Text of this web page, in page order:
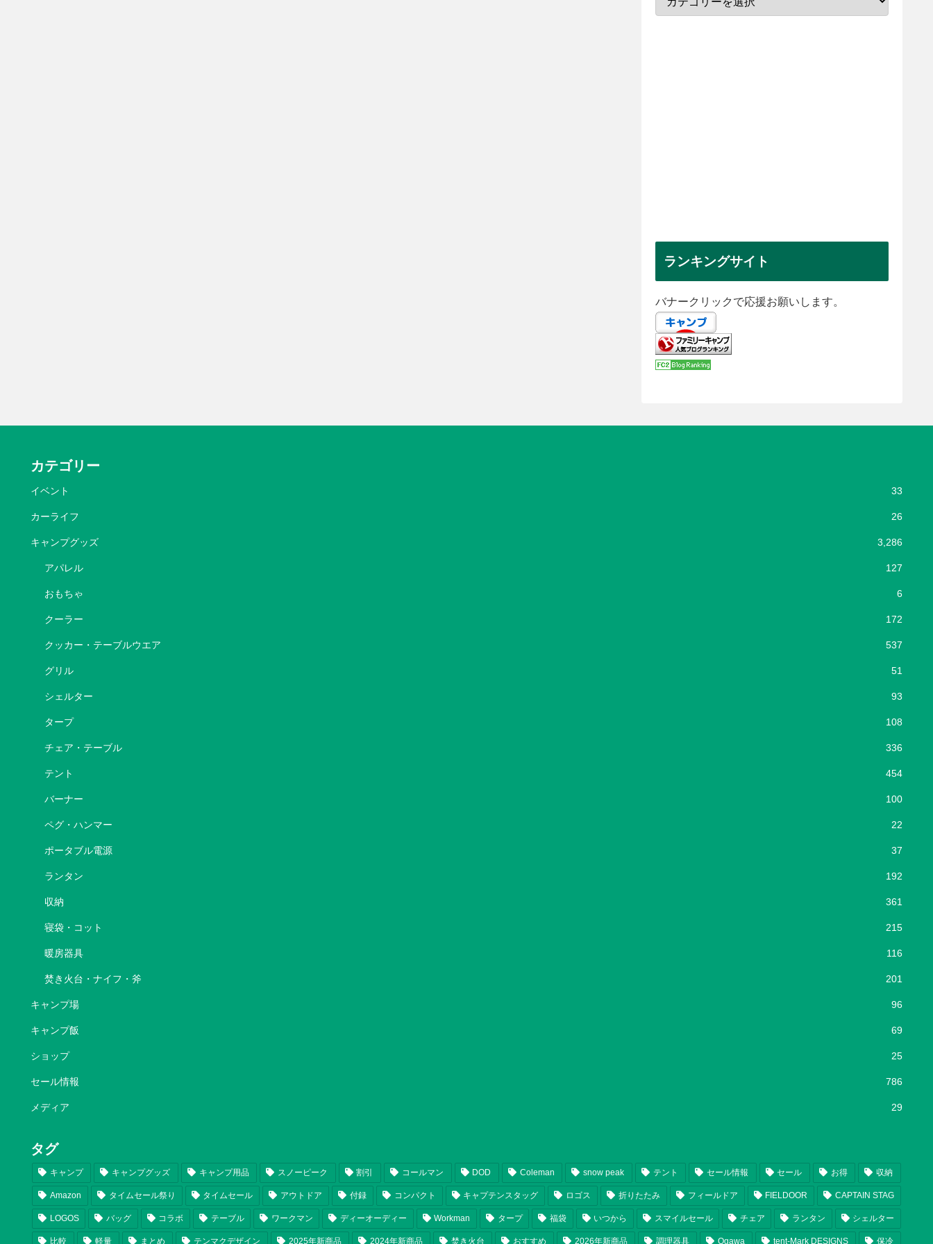
ランキングサイト
バナークリックで応援お願いします。
カテゴリー
イベント 33
カーライフ 26
キャンプグッズ 3,286
アパレル 127
おもちゃ 6
クーラー 172
クッカー・テーブルウエア 537
グリル 51
シェルター 93
タープ 108
チェア・テーブル 336
テント 454
バーナー 100
ペグ・ハンマー 22
ポータブル電源 37
ランタン 192
収納 361
寝袋・コット 215
暖房器具 116
焚き火台・ナイフ・斧 201
キャンプ場 96
キャンプ飯 69
ショップ 25
セール情報 786
メディア 29
タグ
キャンプ キャンプグッズ キャンプ用品 スノーピーク 割引 コールマン DOD Coleman snow peak テント セール情報 セール お得 収納
Amazon タイムセール祭り タイムセール アウトドア 付録 コンパクト キャプテンスタッグ ロゴス 折りたたみ フィールドア FIELDOOR CAPTAIN STAG
LOGOS バッグ コラボ テーブル ワークマン ディーオーディー Workman タープ 福袋 いつから スマイルセール チェア ランタン シェルター
比較 軽量 まとめ テンマクデザイン 2025年新商品 2024年新商品 焚き火台 おすすめ 2026年新商品 調理器具 Ogawa tent-Mark DESIGNS 保冷